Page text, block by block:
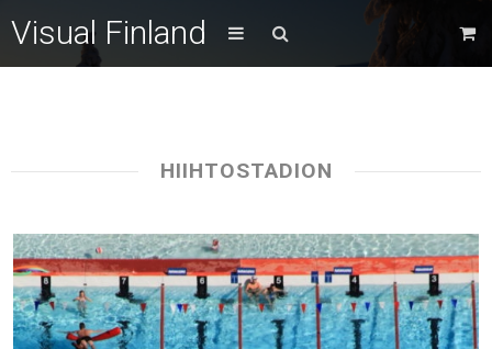
Visual Finland
HIIHTOSTADION